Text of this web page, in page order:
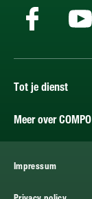
Tot je dienst
Meer over COMPO
Impressum